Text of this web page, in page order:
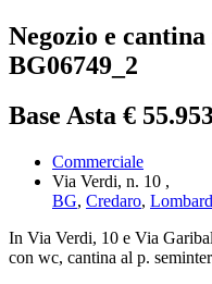
Negozio e
BG06749_2
Base Asta €
Commerciale
Via Verdi, n. 10 ,
BG, Credaro,
In Via Verdi, 10 e Via
con wc, cantina al p.